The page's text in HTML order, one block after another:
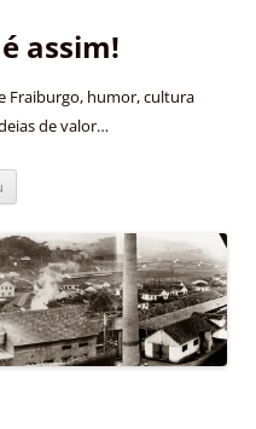
assim!
Fraiburgo, humor, cultura
de valor…